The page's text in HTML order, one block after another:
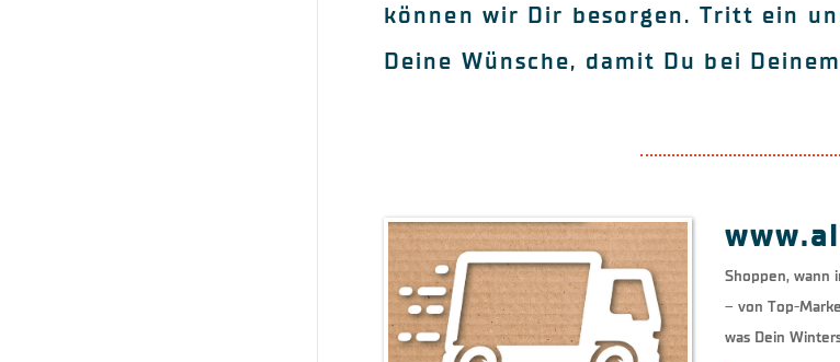
können wir Dir besorgen. Tritt ein
Deine Wünsche, damit Du bei
Shoppen, wann
– von Top-
was Dein